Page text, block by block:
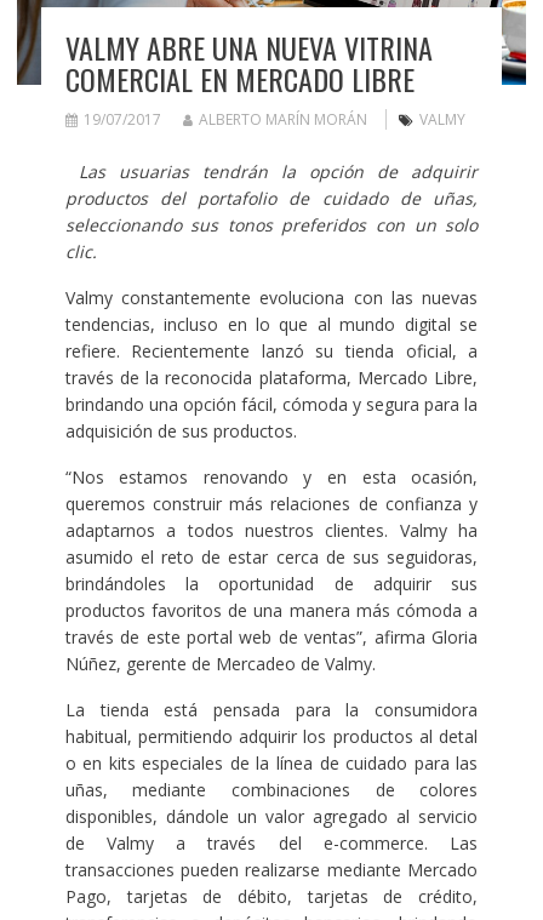
VALMY ABRE UNA NUEVA VITRINA
COMERCIAL EN MERCADO LIBRE
19/07/2017 ALBERTO MARÍN MORÁN VALMY
Las usuarias tendrán la opción de adquirir
productos del portafolio de cuidado de uñas,
seleccionando sus tonos preferidos con un solo
clic.
Valmy constantemente evoluciona con las nuevas
tendencias, incluso en lo que al mundo digital se
refiere. Recientemente lanzó su tienda oficial, a
través de la reconocida plataforma, Mercado Libre,
brindando una opción fácil, cómoda y segura para la
adquisición de sus productos.
“Nos estamos renovando y en esta ocasión,
queremos construir más relaciones de confianza y
adaptarnos a todos nuestros clientes. Valmy ha
asumido el reto de estar cerca de sus seguidoras,
brindándoles la oportunidad de adquirir sus
productos favoritos de una manera más cómoda a
través de este portal web de ventas”, afirma Gloria
Núñez, gerente de Mercadeo de Valmy.
La tienda está pensada para la consumidora
habitual, permitiendo adquirir los productos al detal
o en kits especiales de la línea de cuidado para las
uñas, mediante combinaciones de colores
disponibles, dándole un valor agregado al servicio
de Valmy a través del e-commerce. Las
transacciones pueden realizarse mediante Mercado
Pago, tarjetas de débito, tarjetas de crédito,